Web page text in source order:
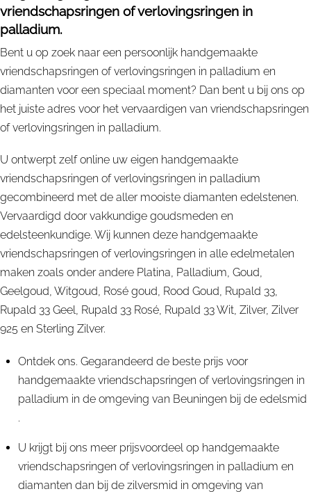
vriendschapsringen of verlovingsringen in
palladium.
Bent u op zoek naar een persoonlijk handgemaakte
vriendschapsringen of verlovingsringen in palladium en
diamanten voor een speciaal moment? Dan bent u bij ons op
het juiste adres voor het vervaardigen van vriendschapsringen
of verlovingsringen in palladium.
U ontwerpt zelf online uw eigen handgemaakte
vriendschapsringen of verlovingsringen in palladium
gecombineerd met de aller mooiste diamanten edelstenen.
Vervaardigd door vakkundige goudsmeden en
edelsteenkundige. Wij kunnen deze handgemaakte
vriendschapsringen of verlovingsringen in alle edelmetalen
maken zoals onder andere Platina, Palladium, Goud,
Geelgoud, Witgoud, Rosé goud, Rood Goud, Rupald 33,
Rupald 33 Geel, Rupald 33 Rosé, Rupald 33 Wit, Zilver, Zilver
925 en Sterling Zilver.
Ontdek ons. Gegarandeerd de beste prijs voor
handgemaakte vriendschapsringen of verlovingsringen in
palladium in de omgeving van Beuningen bij de edelsmid
.
U krijgt bij ons meer prijsvoordeel op handgemaakte
vriendschapsringen of verlovingsringen in palladium en
diamanten dan bij de zilversmid in omgeving van